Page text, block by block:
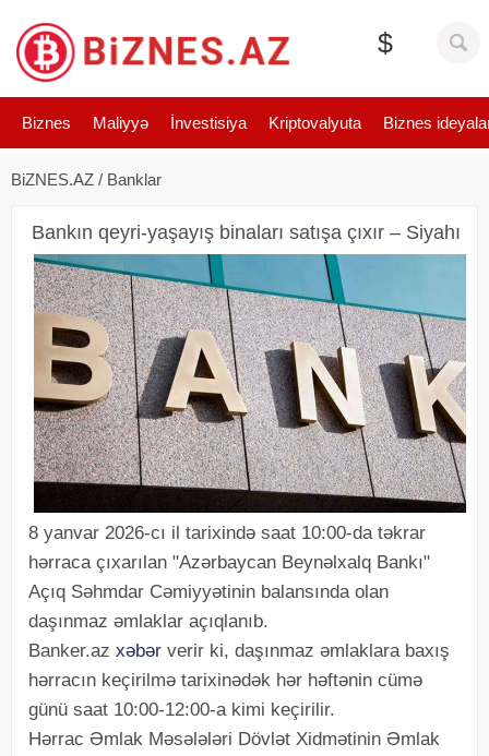
$
Biznes Maliyyə İnvestisiya Kriptovalyuta Biznes
BiZNES.AZ / Banklar
Bankın qeyri-yaşayış binaları satışa çıxır – Siyahı
8 yanvar 2026-cı il tarixində saat 10:00-da təkrar
hərraca çıxarılan "Azərbaycan Beynəlxalq Bankı"
Açıq Səhmdar Cəmiyyətinin balansında olan
daşınmaz əmlaklar açıqlanıb.
Banker.az xəbər verir ki, daşınmaz əmlaklara baxış
hərracın keçirilmə tarixinədək hər həftənin cümə
günü saat 10:00-12:00-a kimi keçirilir.
Hərrac Əmlak Məsələləri Dövlət Xidmətinin Əmlak